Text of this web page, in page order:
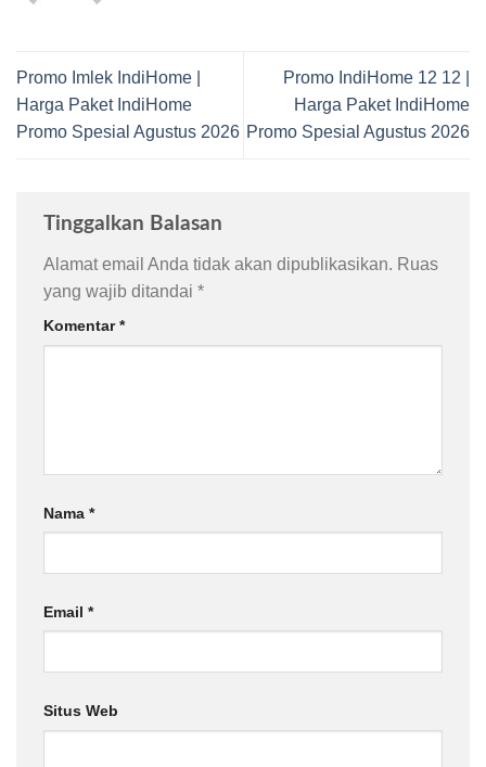
Promo Imlek IndiHome |
Harga Paket IndiHome
Promo Spesial Agustus 2026
Promo IndiHome 12 12 |
Harga Paket IndiHome
Promo Spesial Agustus 2026
Tinggalkan Balasan
Alamat email Anda tidak akan dipublikasikan. Ruas
yang wajib ditandai *
Komentar*
Nama *
Email *
Situs Web